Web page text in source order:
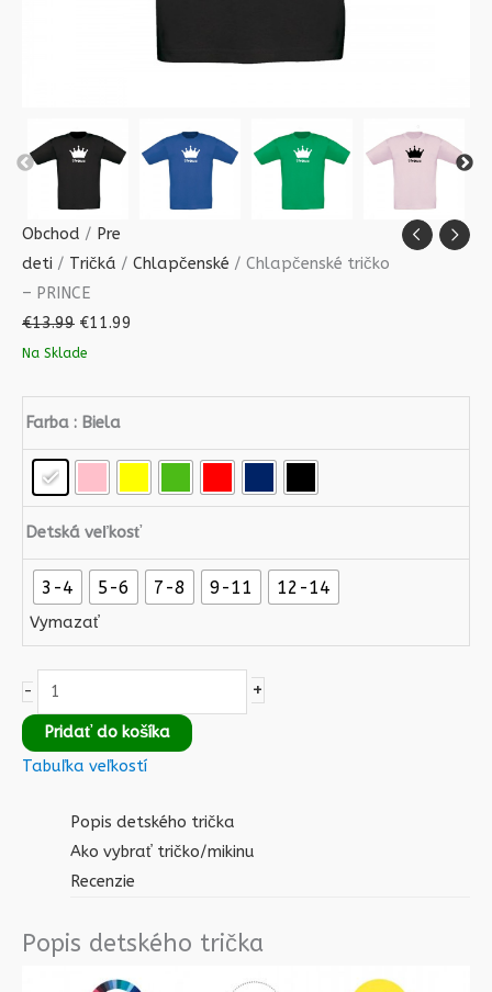
Obchod / Pre
deti / Tričká / Chlapčenské / Chlapčenské tričko
– PRINCE
€13.99 €11.99
Na Sklade
Farba : Biela
Detská veľkosť
3-4 5-6 7-8 9-11 12-14
Vymazať
- +
Pridať do košíka
Tabuľka veľkostí
Popis detského trička
Ako vybrať tričko/mikinu
Recenzie
Popis detského trička